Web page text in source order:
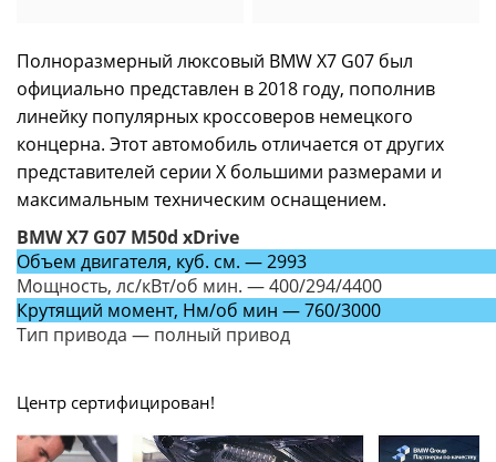
Полноразмерный люксовый BMW X7 G07 был
официально представлен в 2018 году, пополнив
линейку популярных кроссоверов немецкого
концерна. Этот автомобиль отличается от других
представителей серии X большими размерами и
максимальным техническим оснащением.
BMW X7 G07 M50d xDrive
Объем двигателя, куб. см. — 2993
Мощность, лс/кВт/об мин. — 400/294/4400
Крутящий момент, Нм/об мин — 760/3000
Тип привода — полный привод
Центр сертифицирован!